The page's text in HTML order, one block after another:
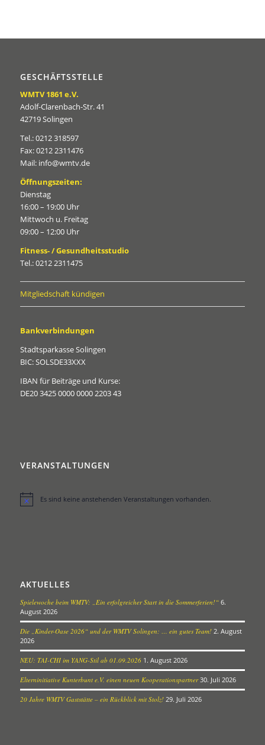
GESCHÄFTSSTELLE
WMTV 1861 e.V.
Adolf-Clarenbach-Str. 41
42719 Solingen
Tel.: 0212 318597
Fax: 0212 2311476
Mail: info@wmtv.de
Öffnungszeiten:
Dienstag
16:00 – 19:00 Uhr
Mittwoch u. Freitag
09:00 – 12:00 Uhr
Fitness- / Gesundheitsstudio
Tel.: 0212 2311475
Mitgliedschaft kündigen
Bankverbindungen
Stadtsparkasse Solingen
BIC: SOLSDE33XXX
IBAN für Beiträge und Kurse:
DE20 3425 0000 0000 2203 43
VERANSTALTUNGEN
HinweisEs sind keine anstehenden Veranstaltungen vorhanden.
AKTUELLES
Spielewoche beim WMTV: „Ein erfolgreicher Start in die Sommerferien!“ 6.
August 2026
Die „Kinder-Oase 2026“ und der WMTV Solingen: … ein gutes Team! 2. August
2026
NEU: TAI-CHI im YANG-Stil ab 01.09.2026 1. August 2026
Elterninitiative Kunterbunt e.V. einen neuen Kooperationspartner 30. Juli 2026
20 Jahre WMTV Gaststätte – ein Rückblick mit Stolz! 29. Juli 2026